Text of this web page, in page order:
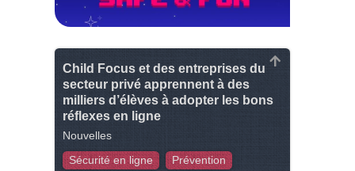
Child Focus et des entreprises du
secteur privé apprennent à des
milliers d’élèves à adopter les bons
réflexes en ligne
Nouvelles
Sécurité en ligne Prévention